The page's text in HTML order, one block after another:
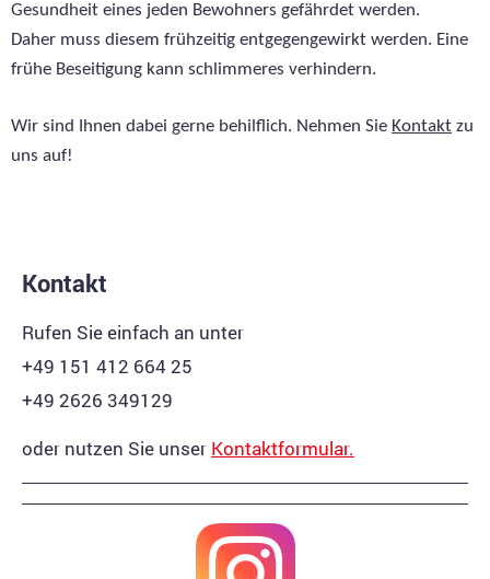
Gesundheit eines jeden Bewohners gefährdet werden.
Daher muss diesem frühzeitig entgegengewirkt werden. Eine
frühe Beseitigung kann schlimmeres verhindern.
Wir sind Ihnen dabei gerne behilflich. Nehmen Sie Kontakt zu
uns auf!
Kontakt
Rufen Sie einfach an unter
+49 151 412 664 25
+49 2626 349129
oder nutzen Sie unser Kontaktformular.